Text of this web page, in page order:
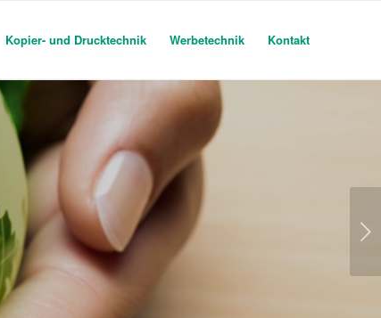
Kopier- und Drucktechnik Werbetechnik Kontakt